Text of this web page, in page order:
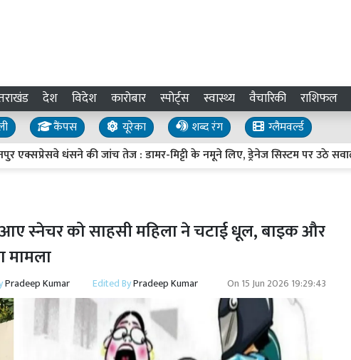
देश विदेश कारोबार स्पोर्ट्स स्वास्थ्य वैचारिकी राशिफल
कैंपस यूरेका शब्द रंग
ग्लैमवर्ल्ड
धंसने की जांच तेज : डामर-मिट्टी के नमूने लिए, ड्रेनेज सिस्टम पर उठे सवाल
स्नेचर को साहसी महिला ने चटाई धूल, बाइक और
मामला
Pradeep Kumar Edited ByPradeep Kumar On 15 Jun 2026 19:29:43